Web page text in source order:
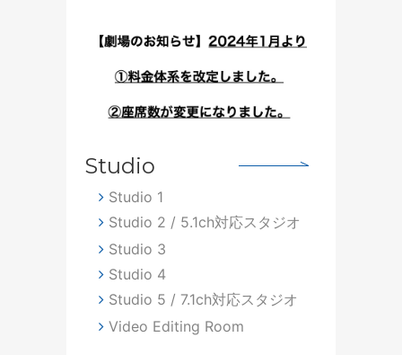
Studio
Studio 1
Studio 2 / 5.1ch対応スタジオ
Studio 3
Studio 4
Studio 5 / 7.1ch対応スタジオ
Video Editing Room